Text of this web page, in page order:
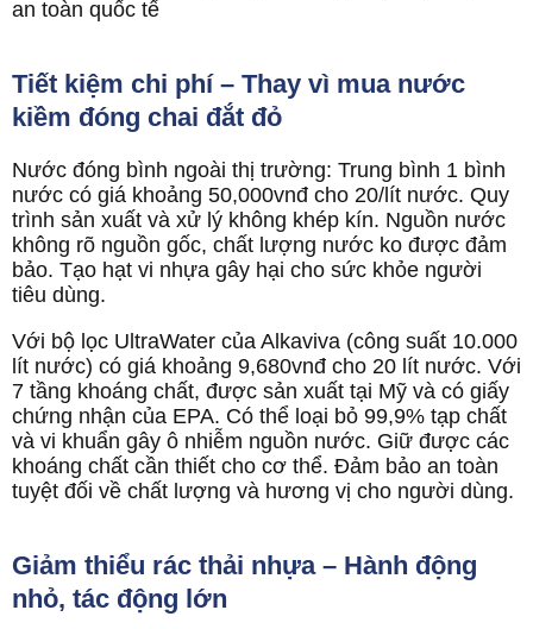
an toàn quốc tế
Tiết kiệm chi phí – Thay vì mua nước
kiềm đóng chai đắt đỏ
Nước đóng bình ngoài thị trường: Trung bình 1 bình
nước có giá khoảng 50,000vnđ cho 20/lít nước. Quy
trình sản xuất và xử lý không khép kín. Nguồn nước
không rõ nguồn gốc, chất lượng nước ko được đảm
bảo. Tạo hạt vi nhựa gây hại cho sức khỏe người
tiêu dùng.
Với bộ lọc UltraWater của Alkaviva (công suất 10.000
lít nước) có giá khoảng 9,680vnđ cho 20 lít nước. Với
7 tầng khoáng chất, được sản xuất tại Mỹ và có giấy
chứng nhận của EPA. Có thể loại bỏ 99,9% tạp chất
và vi khuẩn gây ô nhiễm nguồn nước. Giữ được các
khoáng chất cần thiết cho cơ thể. Đảm bảo an toàn
tuyệt đối về chất lượng và hương vị cho người dùng.
Giảm thiểu rác thải nhựa – Hành động
nhỏ, tác động lớn